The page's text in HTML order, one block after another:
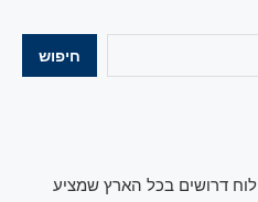
חיפוש
דרושים נהגים – drussimjobbs לוח דרושים בכל הארץ שמציע